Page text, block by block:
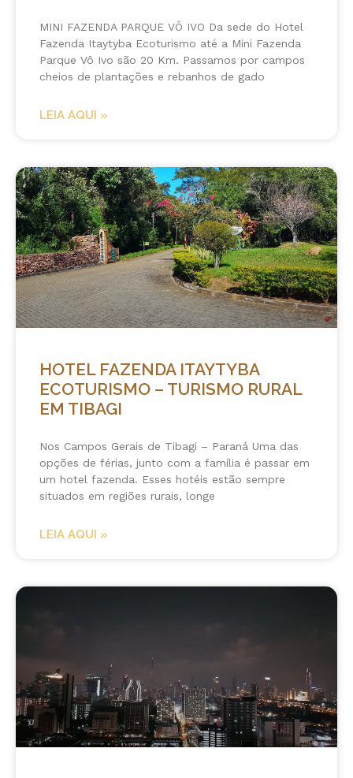
MINI FAZENDA PARQUE VÔ IVO Da sede do Hotel
Fazenda Itaytyba Ecoturismo até a Mini Fazenda
Parque Vô Ivo são 20 Km. Passamos por campos
cheios de plantações e rebanhos de gado
LEIA AQUI »
HOTEL FAZENDA ITAYTYBA
ECOTURISMO – TURISMO RURAL
EM TIBAGI
Nos Campos Gerais de Tibagi – Paraná Uma das
opções de férias, junto com a família é passar em
um hotel fazenda. Esses hotéis estão sempre
situados em regiões rurais, longe
LEIA AQUI »